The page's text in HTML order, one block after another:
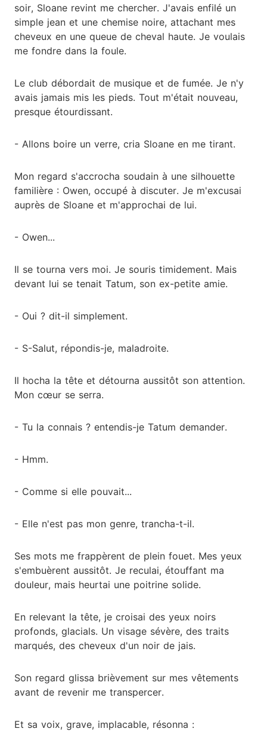
soir, Sloane revint me chercher. J'avais enfilé un
simple jean et une chemise noire, attachant mes
cheveux en une queue de cheval haute. Je voulais
me fondre dans la foule.
Le club débordait de musique et de fumée. Je n'y
avais jamais mis les pieds. Tout m'était nouveau,
presque étourdissant.
- Allons boire un verre, cria Sloane en me tirant.
Mon regard s'accrocha soudain à une silhouette
familière : Owen, occupé à discuter. Je m'excusai
auprès de Sloane et m'approchai de lui.
- Owen...
Il se tourna vers moi. Je souris timidement. Mais
devant lui se tenait Tatum, son ex-petite amie.
- Oui ? dit-il simplement.
- S-Salut, répondis-je, maladroite.
Il hocha la tête et détourna aussitôt son attention.
Mon cœur se serra.
- Tu la connais ? entendis-je Tatum demander.
- Hmm.
- Comme si elle pouvait...
- Elle n'est pas mon genre, trancha-t-il.
Ses mots me frappèrent de plein fouet. Mes yeux
s'embuèrent aussitôt. Je reculai, étouffant ma
douleur, mais heurtai une poitrine solide.
En relevant la tête, je croisai des yeux noirs
profonds, glacials. Un visage sévère, des traits
marqués, des cheveux d'un noir de jais.
Son regard glissa brièvement sur mes vêtements
avant de revenir me transpercer.
Et sa voix, grave, implacable, résonna :